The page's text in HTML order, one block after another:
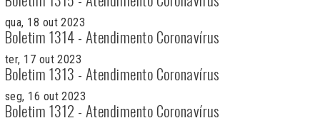
qua, 18 out 2023
Boletim 1314 - Atendimento Coronavírus
ter, 17 out 2023
Boletim 1313 - Atendimento Coronavírus
seg, 16 out 2023
Boletim 1312 - Atendimento Coronavírus